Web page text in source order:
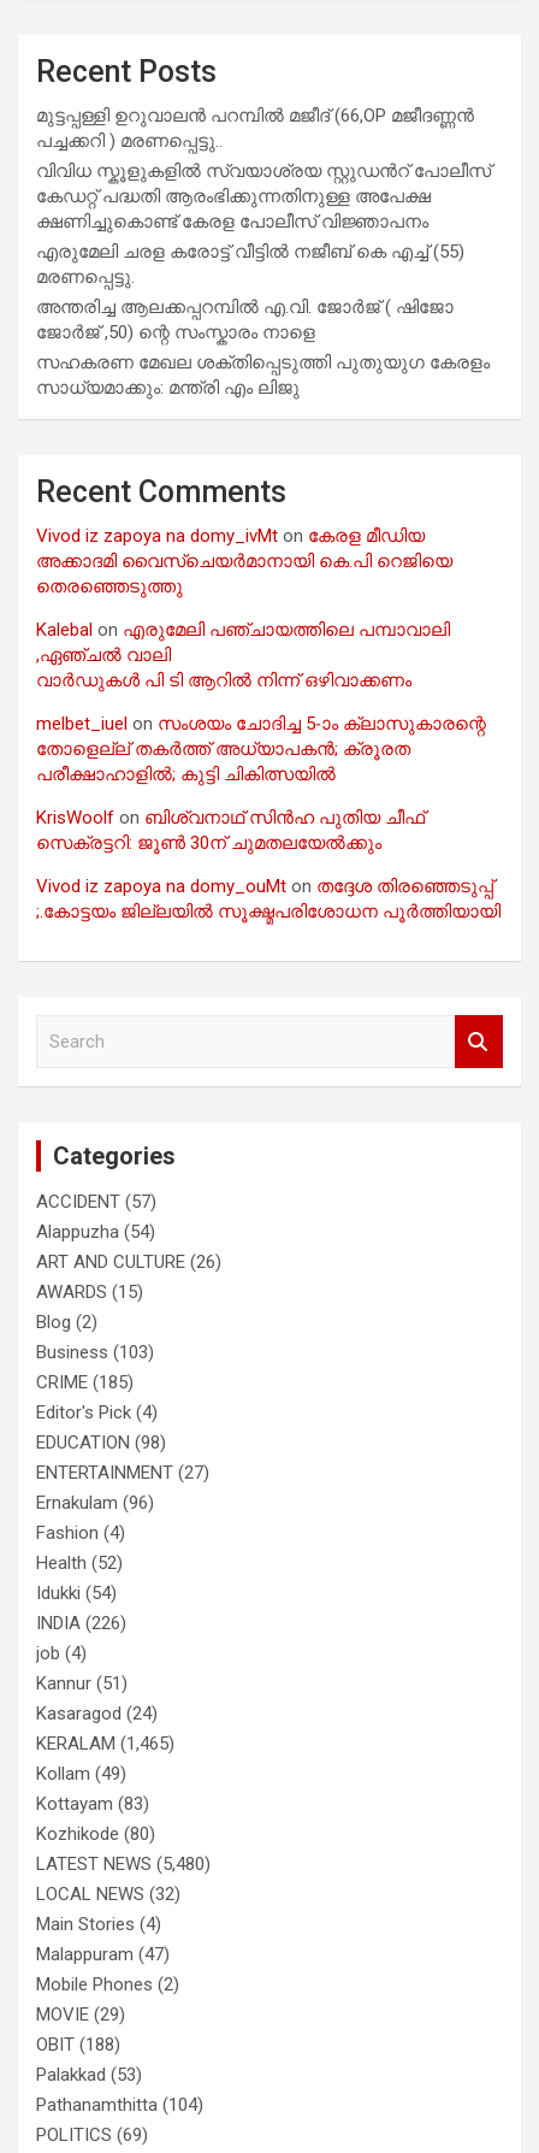
Recent Posts
മുട്ടപ്പള്ളി ഉറുവാലൻ പറമ്പിൽ മജീദ് (66,OP മജീദണ്ണൻ
പച്ചക്കറി ) മരണപ്പെട്ടു..
വിവിധ സ്കൂളുകളില്‍ സ്വയാശ്രയ സ്റ്റുഡന്‍റ് പോലീസ്
കേഡറ്റ് പദ്ധതി ആരംഭിക്കുന്നതിനുള്ള അപേക്ഷ
ക്ഷണിച്ചുകൊണ്ട് കേരള പോലീസ് വിജ്ഞാപനം
എരുമേലി ചരള കരോട്ട് വീട്ടിൽ നജീബ് കെ എച്ച് (55)
മരണപ്പെട്ടു.
അന്തരിച്ച ആ​ല​ക്ക​പ്പ​റമ്പിൽ​ എ.​വി. ജോ​ർ​ജ് ( ഷിജോ
ജോർജ് ,50) ന്റെ സംസ്കാരം നാളെ
സഹകരണ മേഖല ശക്തിപ്പെടുത്തി പുതുയുഗ കേരളം
സാധ്യമാക്കും: മന്ത്രി എം ലിജു
Recent Comments
Vivod iz zapoya na domy_ivMt on കേരള മീഡിയ
അക്കാദമി വൈസ്ചെയർമാനായി കെ.പി റെജിയെ
തെരഞ്ഞെടുത്തു
Kalebal on എരുമേലി പഞ്ചായത്തിലെ പമ്പാവാലി
,ഏഞ്ചൽ വാലി
വാർഡുകൾ പി ടി ആറിൽ നിന്ന് ഒഴിവാക്കണം
melbet_iuel on സംശയം ചോദിച്ച 5-ാം ക്ലാസുകാരന്റെ
തോളെല്ല് തകർത്ത് അധ്യാപകൻ; ക്രൂരത
പരീക്ഷാഹാളിൽ; കുട്ടി ചികിത്സയിൽ
KrisWoolf on ബിശ്വനാഥ് സിൻഹ പുതിയ ചീഫ്
സെക്രട്ടറി: ജൂൺ 30ന് ചുമതലയേൽക്കും
Vivod iz zapoya na domy_ouMt on തദ്ദേശ തിരഞ്ഞെടുപ്പ്
;.കോട്ടയം ജില്ലയിൽ സൂക്ഷ്മപരിശോധന പൂർത്തിയായി
Categories
ACCIDENT (57)
Alappuzha (54)
ART AND CULTURE (26)
AWARDS (15)
Blog (2)
Business (103)
CRIME (185)
Editor's Pick (4)
EDUCATION (98)
ENTERTAINMENT (27)
Ernakulam (96)
Fashion (4)
Health (52)
Idukki (54)
INDIA (226)
job (4)
Kannur (51)
Kasaragod (24)
KERALAM (1,465)
Kollam (49)
Kottayam (83)
Kozhikode (80)
LATEST NEWS (5,480)
LOCAL NEWS (32)
Main Stories (4)
Malappuram (47)
Mobile Phones (2)
MOVIE (29)
OBIT (188)
Palakkad (53)
Pathanamthitta (104)
POLITICS (69)